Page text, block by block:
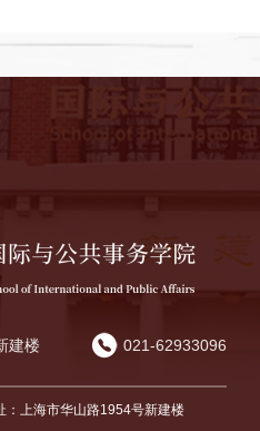
建楼 021-62933096
：上海市华山路1954号新建楼